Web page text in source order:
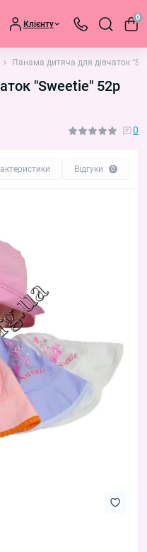
Клієнту
0
Панама дитяча для дівчаток
"Sweetie" 52р
0
Відгуки 0